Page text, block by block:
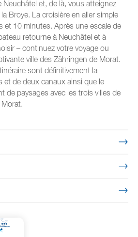
Neuchâtel et, de là, vous atteignez
Broye. La croisière en aller simple
et 10 minutes. Après une escale de
retourne à Neuchâtel et à
– continuez votre voyage ou
ville des Zähringen de Morat.
sont définitivement la
et de deux canaux ainsi que le
de paysages avec les trois villes de